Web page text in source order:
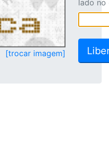
[trocar imagem]
lado no